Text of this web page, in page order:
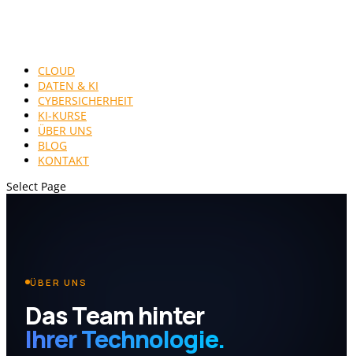
CLOUD
DATEN & KI
CYBERSICHERHEIT
KI-KURSE
ÜBER UNS
BLOG
KONTAKT
Select Page
ÜBER UNS
Das Team hinter
Ihrer Technologie.